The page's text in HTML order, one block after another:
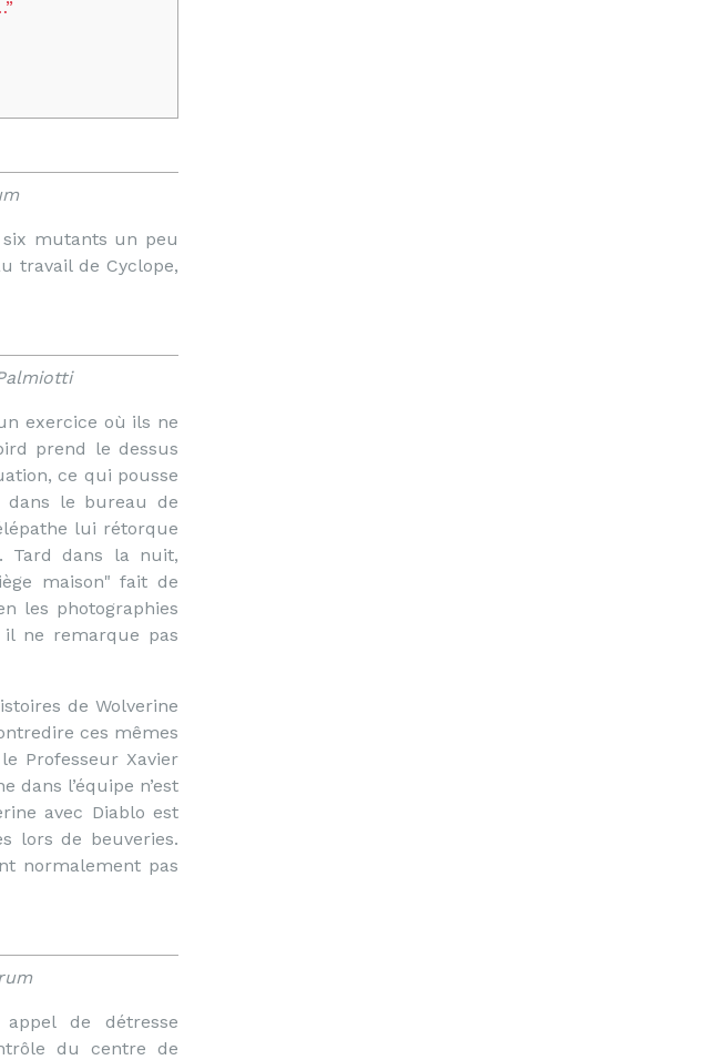
six mutants un peu
travail de Cyclope,
exercice où ils ne
prend le dessus
ce qui pousse
le bureau de
lui rétorque
Tard dans la nuit,
maison" fait de
les photographies
ne remarque pas
de Wolverine
ces mêmes
Professeur Xavier
dans l’équipe n’est
avec Diablo est
lors de beuveries.
normalement pas
de détresse
du centre de